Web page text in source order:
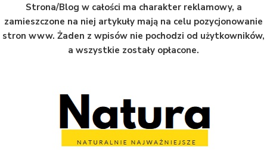
Strona/Blog w całości ma charakter reklamowy, a
zamieszczone na niej artykuły mają na celu pozycjonowanie
stron www. Żaden z wpisów nie pochodzi od użytkowników,
a wszystkie zostały opłacone.